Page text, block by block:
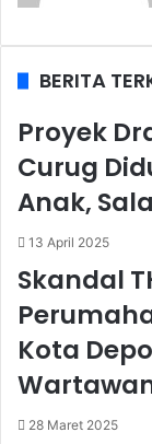
BERITA
Proyek
Curug
Anak,
13 April 2025
Skandal
Kota
28 Maret 2025